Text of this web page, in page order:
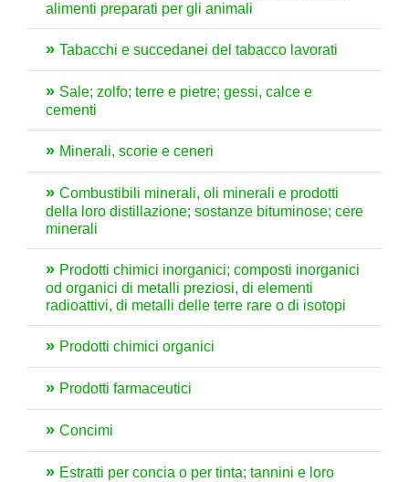
alimenti preparati per gli animali
Tabacchi e succedanei del tabacco lavorati
Sale; zolfo; terre e pietre; gessi, calce e
cementi
Minerali, scorie e ceneri
Combustibili minerali, oli minerali e prodotti
della loro distillazione; sostanze bituminose; cere
minerali
Prodotti chimici inorganici; composti inorganici
od organici di metalli preziosi, di elementi
radioattivi, di metalli delle terre rare o di isotopi
Prodotti chimici organici
Prodotti farmaceutici
Concimi
Estratti per concia o per tinta; tannini e loro